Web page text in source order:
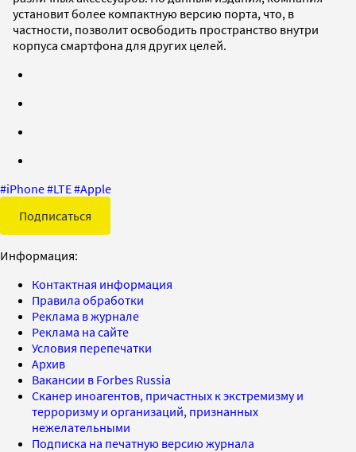
установит более компактную версию порта, что, в
частности, позволит освободить пространство внутри
корпуса смартфона для других целей.
#iPhone#LTE#Apple
Подписаться
Информация:
Контактная информация
Правила обработки
Реклама в журнале
Реклама на сайте
Условия перепечатки
Архив
Вакансии в Forbes Russia
Сканер иноагентов, причастных к экстремизму и
терроризму и организаций, признанных
нежелательными
Подписка на печатную версию журнала